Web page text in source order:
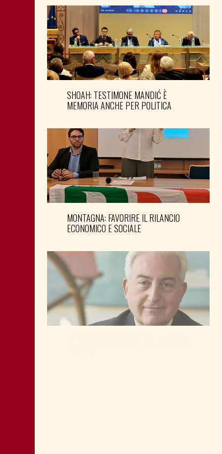
SHOAH: TESTIMONE MANDIĆ È
MEMORIA ANCHE PER POLITICA
MONTAGNA: FAVORIRE IL RILANCIO
ECONOMICO E SOCIALE